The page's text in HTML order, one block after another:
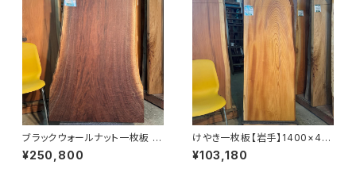
ブラックウォールナット一枚板 11
00×600~680×45㎜【オイル
塗装 仕上げ済み】
¥250,800
けやき一枚板【岩手】1400×40
0~550×34㎜【オイル塗装 仕
上げ済み】
¥103,180